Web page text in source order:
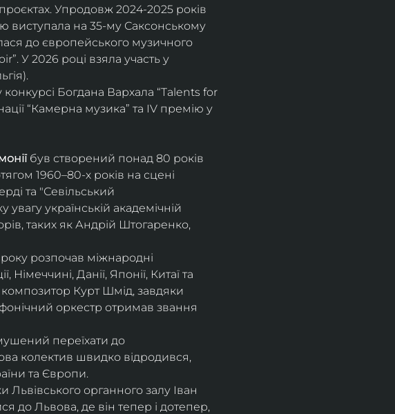
Упродовж 2024-2025 років
виступала на 35-му Саксонському
до європейського музичного
У 2026 році взяла участь у
Богдана Вархала “Talents for
“Камерна музика” та IV премію у
був створений понад 80 років
1960–80-х років на сцені
та "Севільський
українській академічній
таких як Андрій Штогаренко,
розпочав міжнародні
Німеччині, Данії, Японії, Китаї та
композитор Курт Шмід, завдяки
оркестр отримав звання
переїхати до
колектив швидко відродився,
та Європи.
органного залу Іван
до Львова, де він тепер і дотепер,